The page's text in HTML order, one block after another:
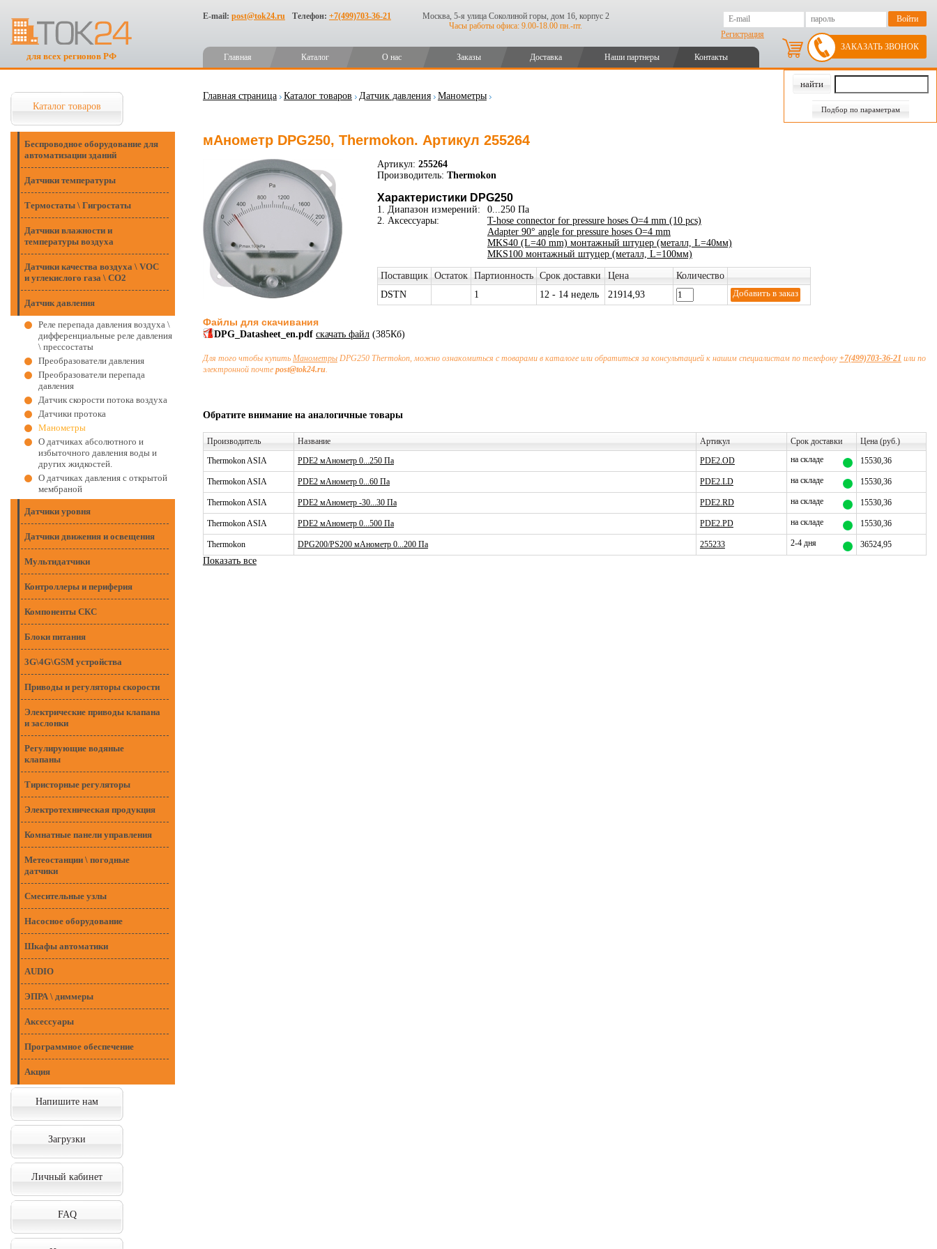
для всех регионов РФ
E-mail: post@tok24.ru Телефон: +7(499)703-36-21
Москва, 5-я улица Соколиной горы, дом 16, корпус 2
Часы работы офиса: 9.00-18.00 пн.-пт.
Регистрация
Главная Каталог О нас Заказы Доставка Наши партнеры Контакты
ЗАКАЗАТЬ ЗВОНОК
Подбор по параметрам
Каталог товаров
Беспроводное оборудование для
автоматизации зданий
Датчики температуры
Термостаты \ Гигростаты
Датчики влажности и
температуры воздуха
Датчики качества воздуха \ VOC
и углекислого газа \ CO2
Датчик давления
Реле перепада давления воздуха \
дифференциальные реле давления
\ прессостаты
Преобразователи давления
Преобразователи перепада
давления
Датчик скорости потока воздуха
Датчики протока
Манометры
О датчиках абсолютного и
избыточного давления воды и
других жидкостей.
О датчиках давления с открытой
мембраной
Датчики уровня
Датчики движения и освещения
Мультидатчики
Контроллеры и периферия
Компоненты СКС
Блоки питания
3G\4G\GSM устройства
Приводы и регуляторы скорости
Электрические приводы клапана
и заслонки
Регулирующие водяные
клапаны
Тиристорные регуляторы
Электротехническая продукция
Комнатные панели управления
Метеостанции \ погодные
датчики
Смесительные узлы
Насосное оборудование
Шкафы автоматики
AUDIO
ЭПРА \ диммеры
Аксессуары
Программное обеспечение
Акция
Напишите нам
Загрузки
Личный кабинет
FAQ
Главная страница Каталог товаров Датчик давления Манометры
мАнометр DPG250, Thermokon. Артикул 255264
Артикул: 255264
Производитель: Thermokon
Характеристики DPG250
1. Диапазон измерений:
0...250 Па
2. Аксессуары:
T-hose connector for pressure hoses O=4 mm (10 pcs)
Adapter 90° angle for pressure hoses O=4 mm
MKS40 (L=40 mm) монтажный штуцер (металл, L=40мм)
MKS100 монтажный штуцер (металл, L=100мм)
Поставщик Остаток Партионность Срок доставки Цена
Количество
DSTN
1 12 - 14 недель 21914,93
Файлы для скачивания
DPG_Datasheet_en.pdf скачать файл(385Кб)
Для того чтобы купить МанометрыDPG250 Thermokon, можно ознакомиться с товарами в каталоге или обратиться за консультацией к нашим специалистам по телефону+7(499)703-36-21 или по
электронной почте post@tok24.ru.
Обратите внимание на аналогичные товары
Производитель Название Артикул Срок доставки
Цена (руб.)
Thermokon ASIA
PDE2 мАнометр 0...250 Па PDE2.OD на складе 15530,36
Thermokon ASIA PDE2 мАнометр 0...60 Па PDE2.LD на складе 15530,36
Thermokon ASIA PDE2 мАнометр -30...30 Па PDE2.RD на складе 15530,36
Thermokon ASIA PDE2 мАнометр 0...500 Па PDE2.PD на складе 15530,36
Thermokon DPG200/PS200 мАнометр 0...200 Па 255233 2-4 дня 36524,95
Показать все